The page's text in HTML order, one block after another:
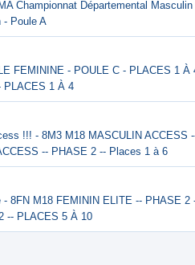
Championnat Départemental
- Poule A
FEMININE - POULE C - PLACES 1 À
PLACES 1 À 4
!!! - 8M3 M18 MASCULIN ACCESS
-- PHASE 2 -- Places 1 à 6
8FN M18 FEMININ ELITE -- PHASE 2
-- PLACES 5 À 10